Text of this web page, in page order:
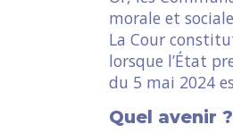
morale et
La Cour
lorsque l’État
du 5 mai 2024
Quel avenir ?